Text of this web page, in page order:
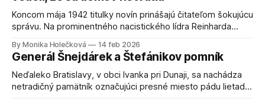
každoročne koná
Koncom mája 1942 titulky novín prinášajú čitateľom šokujúcu
správu. Na prominentného nacistického lídra Reinharda
Heydrich? Reinhard Heydrich bol vysoký, svetlovlasý muž s
modrými očami. Jeho vystupovanie bolo veľmi zdvorilé.
Miloval hru na husliach a bol výborným šermiarom. Hovorilo
sa o ňom,
By Monika Holečková 14 feb 2026
Generál Šnejdárek a Štefánikov pomník
Neďaleko Bratislavy, v obci Ivanka pri Dunaji, sa nachádza
netradičný pamätník označujúci presné miesto pádu lietadla